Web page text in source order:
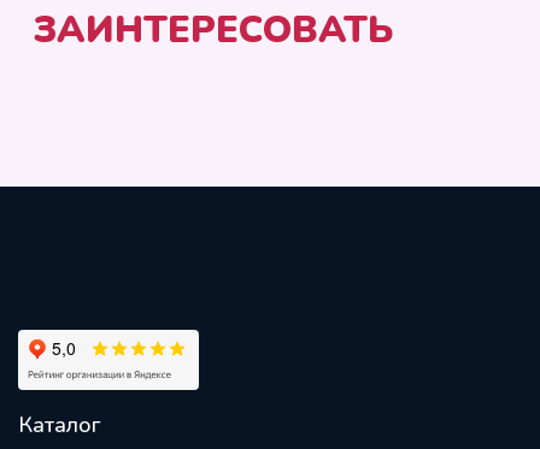
Каталог